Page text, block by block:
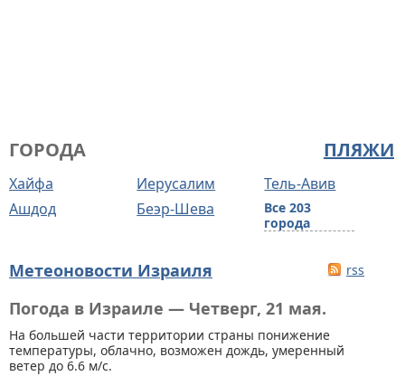
ПЛЯЖИ
ГОРОДА
Хайфа Иерусалим
Тель-Авив
Ашдод
Беэр-Шева
Все 203
города
Метеоновости Израиля rss
Погода в Израиле — Четверг, 21 мая.
На большей части территории страны понижение
температуры, облачно, возможен дождь, умеренный
ветер до 6.6 м/с.